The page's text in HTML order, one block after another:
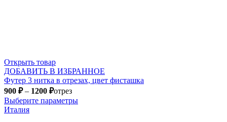
Открыть товар
ДОБАВИТЬ В ИЗБРАННОЕ
Футер 3 нитка в отрезах, цвет фисташка
900 ₽– 1200 ₽отрез
Выберите параметры
Италия